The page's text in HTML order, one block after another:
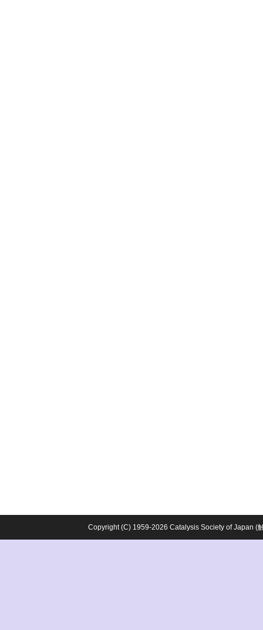
Copyright (C) 1959-2026 Catalysis Society of Japan (